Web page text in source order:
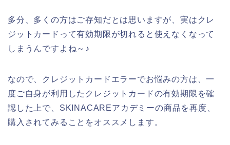
多分、多くの方はご存知だとは思いますが、実はクレ
ジットカードって有効期限が切れると使えなくなって
しまうんですよね～♪
なので、クレジットカードエラーでお悩みの方は、一
度ご自身が利用したクレジットカードの有効期限を確
認した上で、SKINACAREアカデミーの商品を再度、
購入されてみることをオススメします。